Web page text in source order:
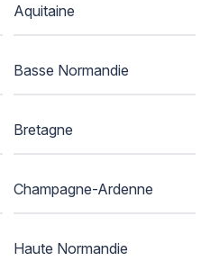
Aquitaine
Basse Normandie
Bretagne
Champagne-Ardenne
Haute Normandie